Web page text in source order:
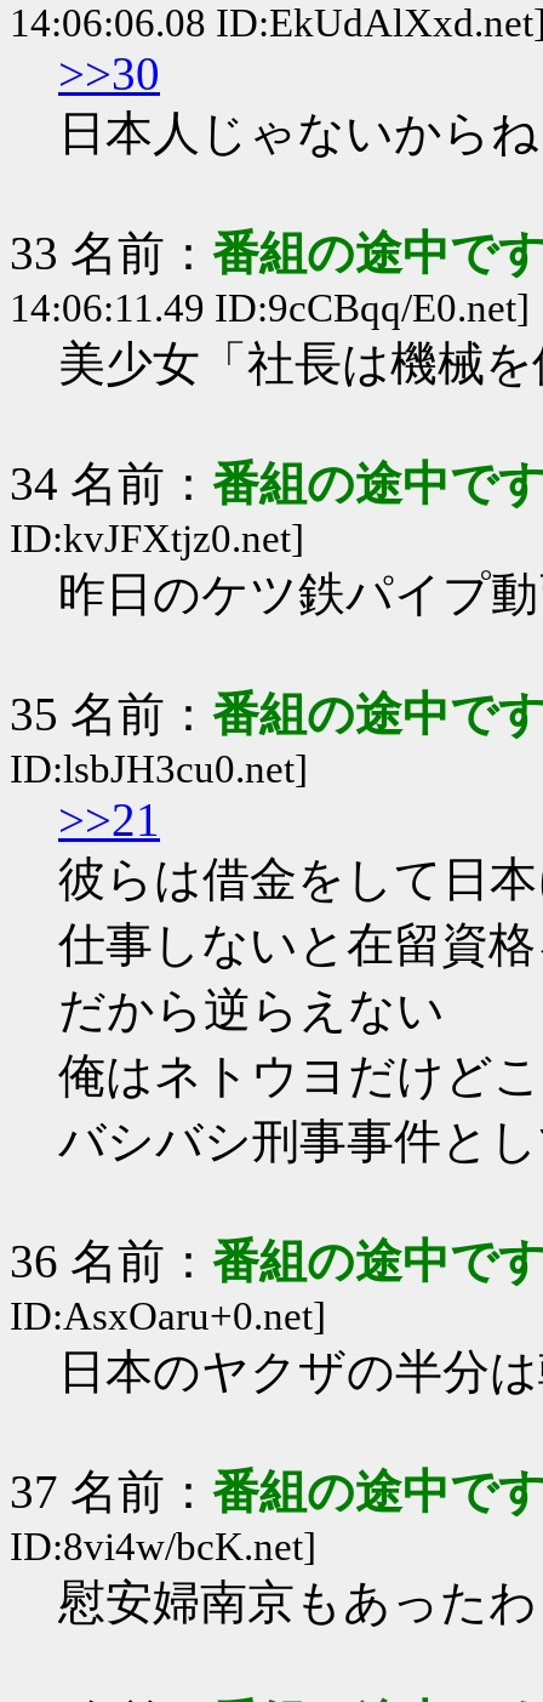
14:06:06.08
>>30
日本人じゃないからね
33 名前： 番組の途中で
14:06:11.49 ID:9cCBqq/E0.net]
美少女「社長は機械
34 名前： 番組の途中で
ID:kvJFXtjz0.net]
昨日のケツ鉄パイプ
35 名前： 番組の途中で
ID:lsbJH3cu0.net]
>>21
彼らは借金をして日
仕事しないと在留資
だから逆らえない
俺はネトウヨだけど
バシバシ刑事事件と
36 名前： 番組の途中で
ID:AsxOaru+0.net]
日本のヤクザの半分
37 名前： 番組の途中で
ID:8vi4w/bcK.net]
慰安婦南京もあったわ